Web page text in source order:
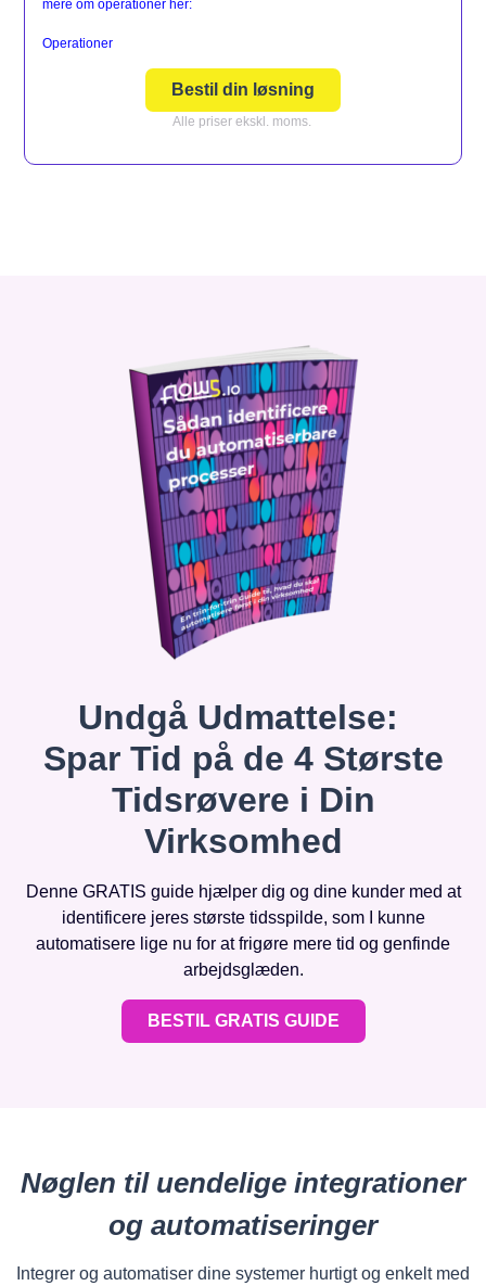
mere om operationer her:
Operationer
Bestil din løsning
Alle priser ekskl. moms.
Undgå Udmattelse:
Spar Tid på de 4 Største
Tidsrøvere i Din
Virksomhed
Denne GRATIS guide hjælper dig og dine kunder med at
identificere jeres største tidsspilde, som I kunne
automatisere lige nu for at frigøre mere tid og genfinde
arbejdsglæden.
BESTIL GRATIS GUIDE
Nøglen til uendelige integrationer
og automatiseringer
Integrer og automatiser dine systemer hurtigt og enkelt med